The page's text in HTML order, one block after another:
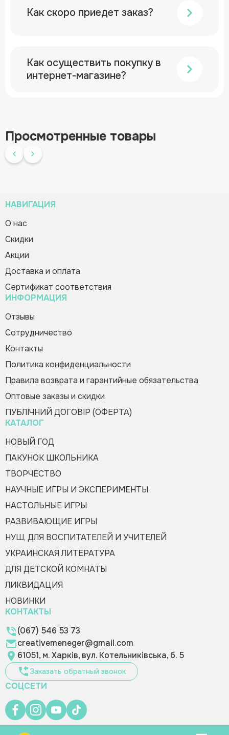
Как скоро приедет заказ?
Как осуществить покупку в
интернет-магазине?
Просмотренные товары
Creative Team!
Пожалуйста, заполните форму, и мы вам
Оформить заказ
НАВИГАЦИЯ
О нас
Cкидки
Акции
Доставка и оплата
Сертификат соответствия
ИНФОРМАЦИЯ
Отзывы
Сотрудничество
Контакты
Политика конфиденциальности
Правила возврата и гарантийные обязательства
Оптовые заказы и скидки
ПУБЛІЧНИЙ ДОГОВІР (ОФЕРТА)
КАТАЛОГ
НОВЫЙ ГОД
ПАКУНОК ШКОЛЬНИКА
ТВОРЧЕСТВО
НАУЧНЫЕ ИГРЫ И ЭКСПЕРИМЕНТЫ
НАСТОЛЬНЫЕ ИГРЫ
РАЗВИВАЮЩИЕ ИГРЫ
НУШ, ДЛЯ ВОСПИТАТЕЛЕЙ И УЧИТЕЛЕЙ
УКРАИНСКАЯ ЛИТЕРАТУРА
ДЛЯ ДЕТСКОЙ КОМНАТЫ
ЛИКВИДАЦИЯ
НОВИНКИ
КОНТАКТЫ
(067) 546 53 73
creativemeneger@gmail.com
61051, м. Харків, вул. Котельниківська, б. 5
Заказать обратный звонок
СОЦСЕТИ